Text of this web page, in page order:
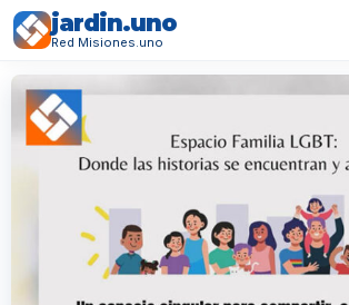
jardin.uno
Red Misiones.uno